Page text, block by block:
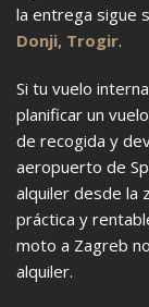
la entrega sigue
Donji, Trogir.
Si tu vuelo
planificar un
de recogida y
aeropuerto de
alquiler desde la
práctica y
moto a Zagreb
alquiler.